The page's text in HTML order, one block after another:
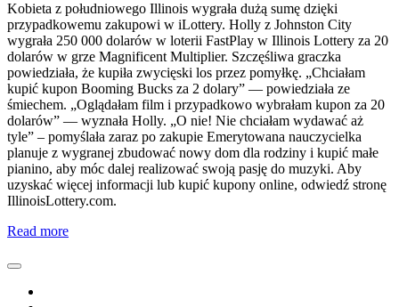
Kobieta z południowego Illinois wygrała dużą sumę dzięki
przypadkowemu zakupowi w iLottery. Holly z Johnston City
wygrała 250 000 dolarów w loterii FastPlay w Illinois Lottery za 20
dolarów w grze Magnificent Multiplier. Szczęśliwa graczka
powiedziała, że kupiła zwycięski los przez pomyłkę. „Chciałam
kupić kupon Booming Bucks za 2 dolary” — powiedziała ze
śmiechem. „Oglądałam film i przypadkowo wybrałam kupon za 20
dolarów” — wyznała Holly. „O nie! Nie chciałam wydawać aż
tyle” – pomyślała zaraz po zakupie Emerytowana nauczycielka
planuje z wygranej zbudować nowy dom dla rodziny i kupić małe
pianino, aby móc dalej realizować swoją pasję do muzyki. Aby
uzyskać więcej informacji lub kupić kupony online, odwiedź stronę
IllinoisLottery.com.
Read more